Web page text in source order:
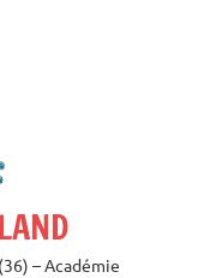
– Académie